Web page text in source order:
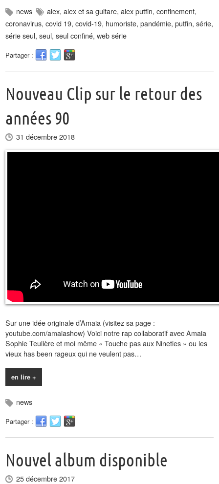
news alex,alex et sa guitare,alex putfin,confinement,
coronavirus,covid 19,covid-19, humoriste,pandémie,putfin,série,
série seul,seul,seul confiné,web série
Partager :
Nouveau Clip sur le retour des
années 90
31 décembre 2018
Sur une idée originale d’Amaia (visitez sa page :
youtube.com/amaiashow) Voici notre rap collaboratif avec Amaia
Sophie Teulière et moi même « Touche pas aux Nineties » ou les
vieux has been rageux qui ne veulent pas…
en lire +
news
Partager :
Nouvel album disponible
25 décembre 2017